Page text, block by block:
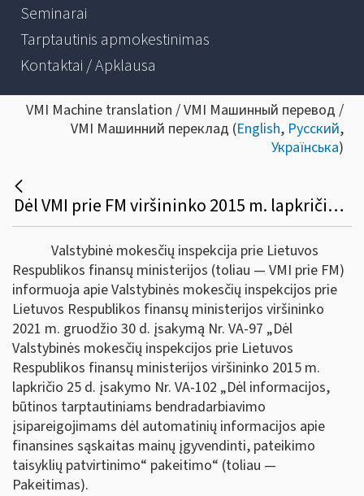
Seminarai
Tarptautinis apmokestinimas
Kontaktai / Apklausa
VMI Machine translation / VMI Машинный перевод /
VMI Машинний переклад (English, Русский,
Українська)
Dėl VMI prie FM viršininko 2015 m. lapkričio 25 d. įsakymo Nr. VA-102 pakeitimo
Valstybinė mokesčių inspekcija prie Lietuvos
Respublikos finansų ministerijos (toliau ― VMI prie FM)
informuoja apie Valstybinės mokesčių inspekcijos prie
Lietuvos Respublikos finansų ministerijos viršininko
2021 m. gruodžio 30 d. įsakymą Nr. VA-97 „Dėl
Valstybinės mokesčių inspekcijos prie Lietuvos
Respublikos finansų ministerijos viršininko 2015 m.
lapkričio 25 d. įsakymo Nr. VA-102 „Dėl informacijos,
būtinos tarptautiniams bendradarbiavimo
įsipareigojimams dėl automatinių informacijos apie
finansines sąskaitas mainų įgyvendinti, pateikimo
taisyklių patvirtinimo“ pakeitimo“ (toliau —
Pakeitimas).